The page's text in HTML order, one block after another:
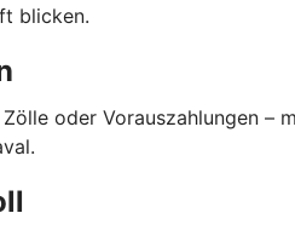
blicken.
oder Vorauszahlungen